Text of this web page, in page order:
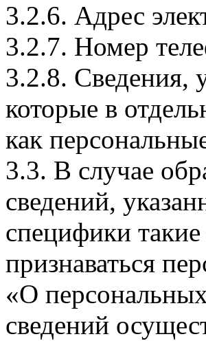
3.2.6. Адрес
3.2.7. Номер
3.2.8. Сведения,
которые в
как
3.3. В случае
сведений,
специфики
признаваться
«О
сведений